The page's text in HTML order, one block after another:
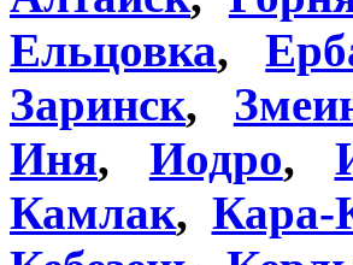
Ельцовка,
Заринск,
Иня, Иодро,
Камлак, Кара-